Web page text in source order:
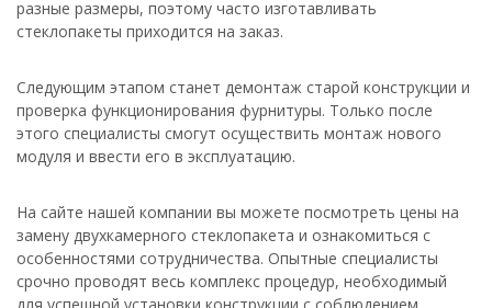
разные размеры, поэтому часто изготавливать
стеклопакеты приходится на заказ.
Следующим этапом станет демонтаж старой конструкции и
проверка функционирования фурнитуры. Только после
этого специалисты смогут осуществить монтаж нового
модуля и ввести его в эксплуатацию.
На сайте нашей компании вы можете посмотреть цены на
замену двухкамерного стеклопакета и ознакомиться с
особенностями сотрудничества. Опытные специалисты
срочно проводят весь комплекс процедур, необходимый